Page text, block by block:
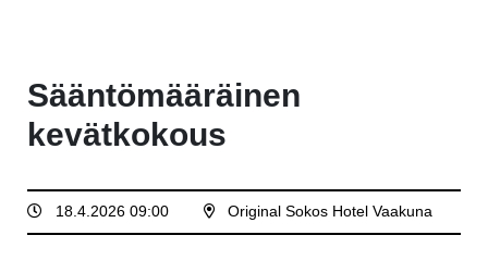
Sääntömääräinen
kevätkokous
18.4.2026 09:00 Original Sokos Hotel Vaakuna